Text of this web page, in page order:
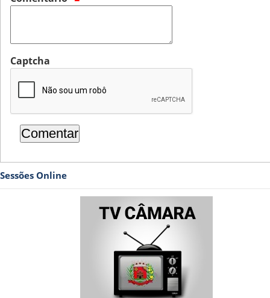
Captcha
Sessões Online